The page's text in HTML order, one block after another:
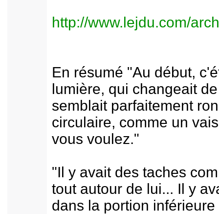
http://www.lejdu.com/
En résumé "Au début,
lumière, qui changeait
semblait parfaitement
circulaire, comme un
vous voulez."
"Il y avait des taches
tout autour de lui... Il y
dans la portion